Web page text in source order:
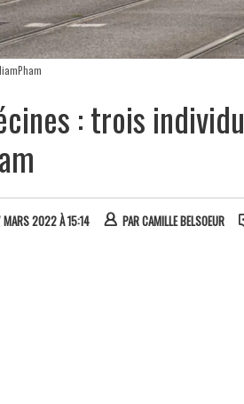
: trois
MARS 2022 À 15:14 PARCAMILLE BELSOEUR